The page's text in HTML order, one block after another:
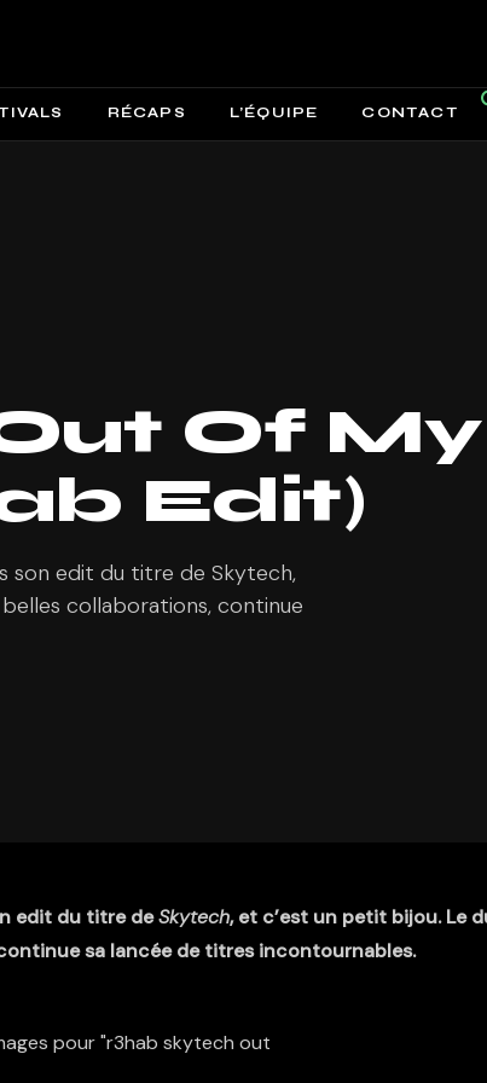
RÉCAPS L’ÉQUIPE CONTACT
Of My
Edit)
son edit du titre de Skytech,
collaborations, continue
edit du titre deSkytech, et c’est un petit bijou. Le
sa lancée de titres incontournables.